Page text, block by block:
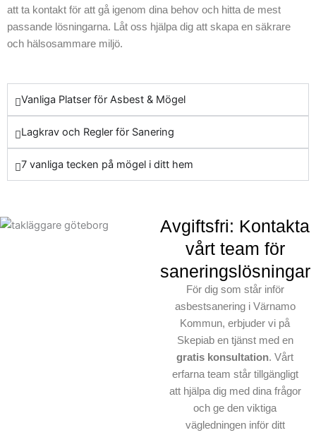
oss tar du första steget mot
att säkra din hälsa och din
omgivning mot farliga
att ta kontakt för att gå igenom dina behov och hitta de mest
passande lösningarna. Låt oss hjälpa dig att skapa en säkrare
och hälsosammare miljö.
Vanliga Platser för Asbest & Mögel
Lagkrav och Regler för Sanering
7 vanliga tecken på mögel i ditt hem
Avgiftsfri: Kontakta
vårt team för
saneringslösningar
För dig som står inför
asbestsanering i Värnamo
Kommun, erbjuder vi på
Skepiab en tjänst med en
gratis konsultation. Vårt
erfarna team står tillgängligt
att hjälpa dig med dina frågor
och ge den viktiga
vägledningen inför ditt